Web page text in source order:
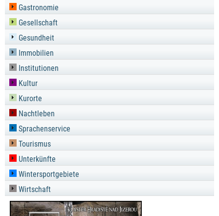
Gastronomie
Gesellschaft
Gesundheit
Immobilien
Institutionen
Kultur
Kurorte
Nachtleben
Sprachenservice
Tourismus
Unterkünfte
Wintersportgebiete
Wirtschaft